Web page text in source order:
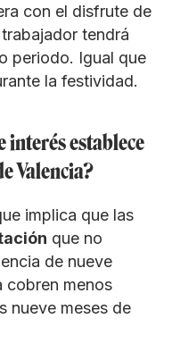
con el disfrute de
tendrá
periodo. Igual que
la festividad.
interés establece
Valencia?
implica que las
que no
de nueve
cobren menos
nueve meses de